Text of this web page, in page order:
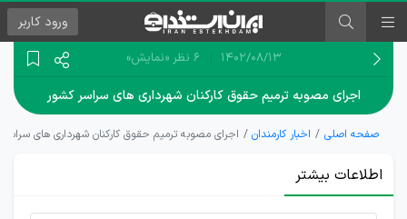
ورود کاربر
۱۴۰۲/۰۸/۱۳ 6 نظر «نمایش»
اجرای مصوبه ترمیم حقوق کارکنان شهرداری های سراسر کشور
صفحه اصلی اخبار کارمندان اجرای مصوبه ترمیم حقوق کارکنان شهرداری های
اطلاعات بیشتر